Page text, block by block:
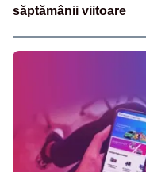
săptămânii viitoare